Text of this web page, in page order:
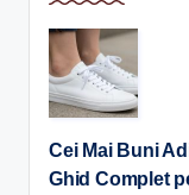
Cei Mai Buni
Ghid Complet